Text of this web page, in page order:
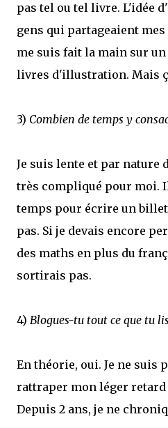
pas tel ou tel livre. L'idée
gens qui partageaient mes
me suis fait la main sur un
livres d'illustration. Mais
3) Combien de temps y
Je suis lente et par nature
très compliqué pour moi.
temps pour écrire un
pas. Si je devais encore
des maths en plus du
sortirais pas.
4) Blogues-tu tout ce que tu
En théorie, oui. Je ne suis
rattraper mon léger retard
Depuis 2 ans, je ne